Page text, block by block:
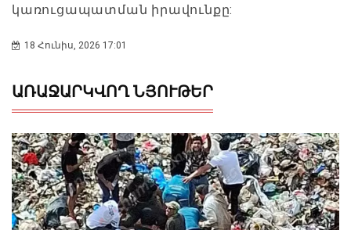
կառուցապատման իրավունքը:
18 Հունիս, 2026 17:01
ԱՌԱՋԱՐԿՎՈՂ ՆՅՈՒԹԵՐ